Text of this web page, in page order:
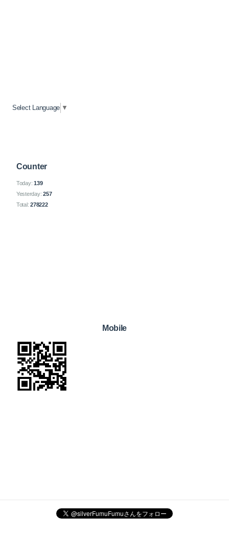
Select Language ▼
Counter
Today:139
Yesterday:257
Total:278222
Mobile